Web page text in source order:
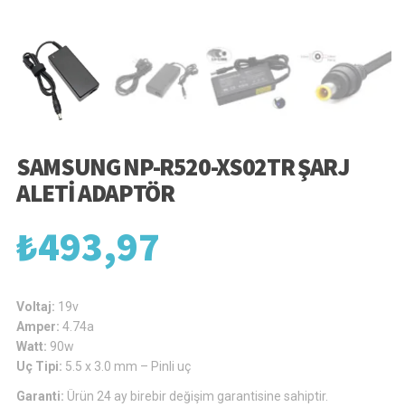
SAMSUNG NP-R520-XS02TR ŞARJ
ALETI ADAPTÖR
₺493,97
Voltaj: 19v
Amper: 4.74a
Watt: 90w
Uç Tipi: 5.5 x 3.0 mm – Pinli uç
Garanti: Ürün 24 ay birebir değişim garantisine sahiptir.